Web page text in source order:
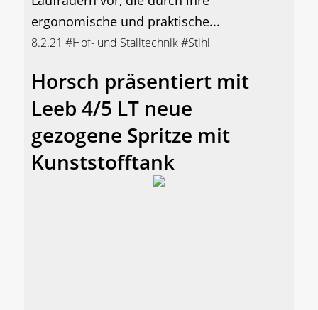
ergonomische und praktische...
8.2.21 #Hof- und Stalltechnik#Stihl
Horsch präsentiert mit
Leeb 4/5 LT neue
gezogene Spritze mit
Kunststofftank